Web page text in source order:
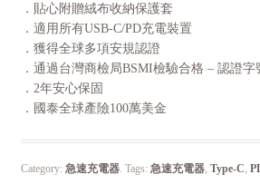
．貼心附贈絨布收納保護套
．適用所有USB-C/PD充電裝置
．獲得全球多項安規認證
．通過台灣商檢局BSMI檢驗合格 – 認證字
．2年安心保固
．國泰全球產險100萬美金
Category: 急速充電器. Tags: 急速充電器, Type-C,